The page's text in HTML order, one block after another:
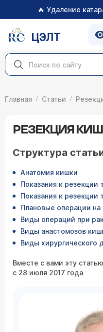
🔥 Удаление
ЦЭЛТ
Главная Статьи
РЕЗЕКЦИЯ
Структура
Анатомия кишки
Показания к резекции
Показания к резекции
Плановые операции на
Виды операций при
Виды анастомозов
Виды хирургического
Вместе с вами эту
с 28 июля 2017 года